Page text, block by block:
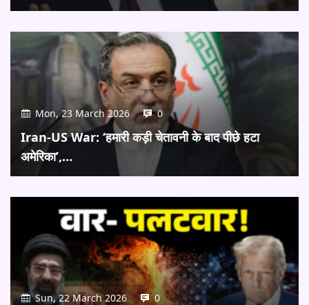
Mon, 23 March 2026 0
Iran-US War: ‘हमारी कड़ी चेतावनी के बाद पीछे हटा
अमेरिका’,…
Sun, 22 March 2026 0